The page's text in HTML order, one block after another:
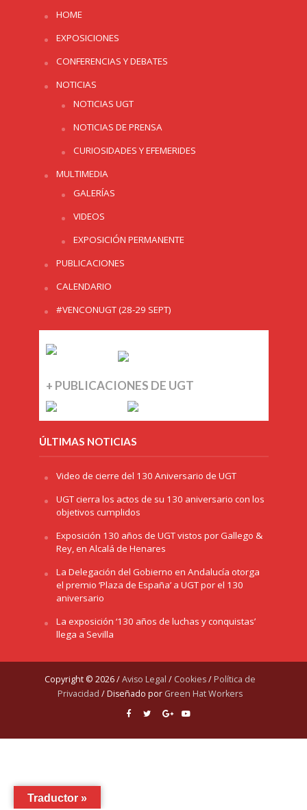
HOME
EXPOSICIONES
CONFERENCIAS Y DEBATES
NOTICIAS
NOTICIAS UGT
NOTICIAS DE PRENSA
CURIOSIDADES Y EFEMERIDES
MULTIMEDIA
GALERÍAS
VIDEOS
EXPOSICIÓN PERMANENTE
PUBLICACIONES
CALENDARIO
#VENCONUGT (28-29 SEPT)
+ PUBLICACIONES DE UGT
ÚLTIMAS NOTICIAS
Video de cierre del 130 Aniversario de UGT
UGT cierra los actos de su 130 aniversario con los
objetivos cumplidos
Exposición 130 años de UGT vistos por Gallego &
Rey, en Alcalá de Henares
La Delegación del Gobierno en Andalucía otorga
el premio ‘Plaza de España’ a UGT por el 130
aniversario
La exposición ‘130 años de luchas y conquistas’
llega a Sevilla
Copyright © 2026 /Aviso Legal / Cookies/ Política de
Privacidad / Diseñado por Green Hat Workers
Traductor »